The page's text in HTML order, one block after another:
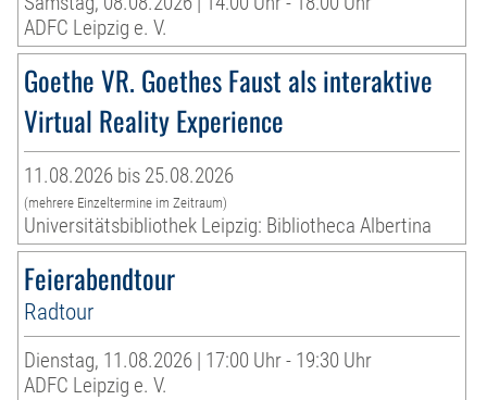
ADFC Leipzig e. V.
Goethe VR. Goethes Faust als interaktive
Virtual Reality Experience
11.08.2026 bis 25.08.2026
(mehrere Einzeltermine im Zeitraum)
Universitätsbibliothek Leipzig: Bibliotheca Albertina
Feierabendtour
Radtour
Dienstag, 11.08.2026 | 17:00 Uhr - 19:30 Uhr
ADFC Leipzig e. V.